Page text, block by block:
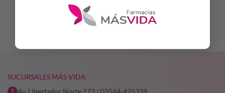
AÑADIR AL CARRITO AÑADIR AL CARRITO
SUCURSALES MÁS VIDA
Av. Libertador Norte 173 / 03564-425339